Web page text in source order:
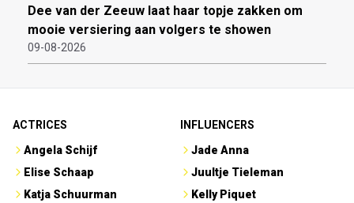
Dee van der Zeeuw laat haar topje zakken om
mooie versiering aan volgers te showen
09-08-2026
ACTRICES
Angela Schijf
Elise Schaap
Katja Schuurman
INFLUENCERS
Jade Anna
Juultje Tieleman
Kelly Piquet